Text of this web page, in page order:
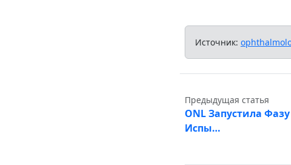
Источник:
Предыдущая статья
ONL Запустила
Испы…